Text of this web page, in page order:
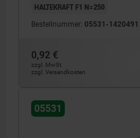
HALTEKRAFT F1 N=250
Bestellnummer: 05531-1420491
0,92 €
zzgl. MwSt.
zzgl. Versandkosten
05531